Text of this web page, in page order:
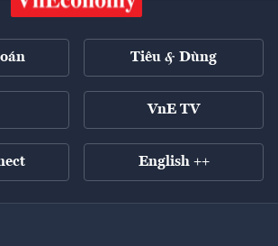
Tiêu & Dùng
VnE TV
English ++